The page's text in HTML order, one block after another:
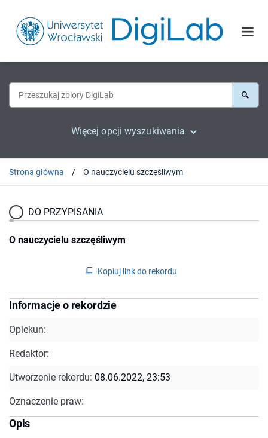
Więcej opcji wyszukiwania
Strona główna O nauczycielu szczęśliwym
DO PRZYPISANIA
O nauczycielu szczęśliwym
Kopiuj link do rekordu
Informacje o rekordzie
Opiekun:
Redaktor:
Utworzenie rekordu: 08.06.2022, 23:53
Oznaczenie praw:
Opis